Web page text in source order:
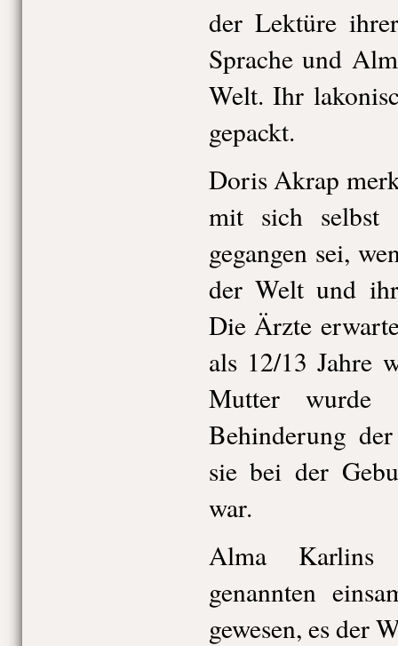
der Lektüre
Sprache und
Welt. Ihr
gepackt.
Doris Akrap
mit sich selbst
gegangen sei,
der Welt und
Die Ärzte
als 12/13 Jahre
Mutter
Behinderung
sie bei der
war.
Alma
genannten
gewesen, es der